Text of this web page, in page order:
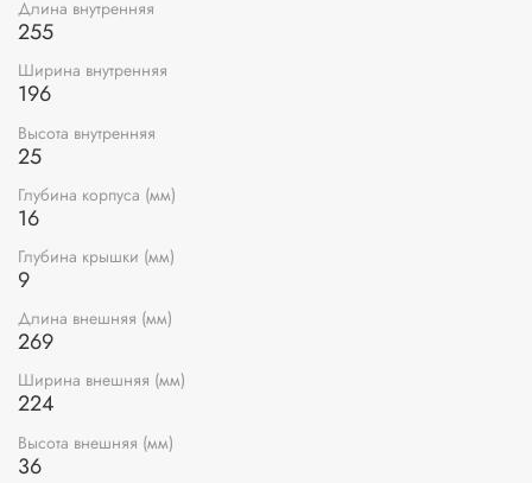
Длина внутренняя
255
Ширина внутренняя
196
Высота внутренняя
25
Глубина корпуса (мм)
16
Глубина крышки (мм)
9
Длина внешняя (мм)
269
Ширина внешняя (мм)
224
Высота внешняя (мм)
36